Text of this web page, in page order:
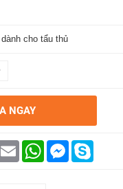
cho tẩu thủ
NGAY
Email WhatsAppMessenger